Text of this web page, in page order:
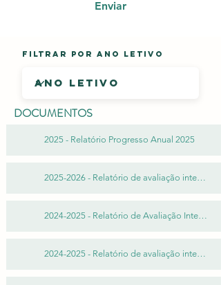
Enviar
Filtrar por Ano Letivo
DOCUMENTOS
2025 - Relatório Progresso Anual 2025
2025-2026 - Relatório de avaliação interna - 1º semestre
2024-2025 - Relatório de Avaliação Interna - 2º Semestre
2024-2025 - Relatório de avaliação interna - 1º Semestre